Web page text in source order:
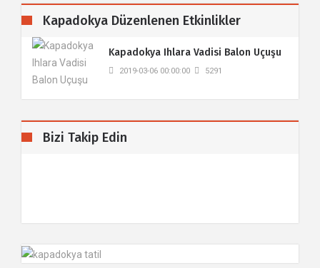
Kapadokya Düzenlenen Etkinlikler
Kapadokya Ihlara Vadisi Balon Uçuşu
2019-03-06 00:00:00 5291
Bizi Takip Edin